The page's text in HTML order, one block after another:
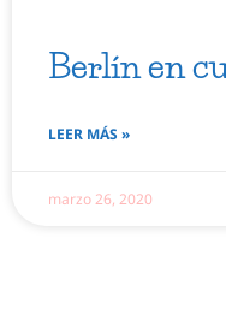
Berlín en
LEER MÁS »
marzo 26, 2020